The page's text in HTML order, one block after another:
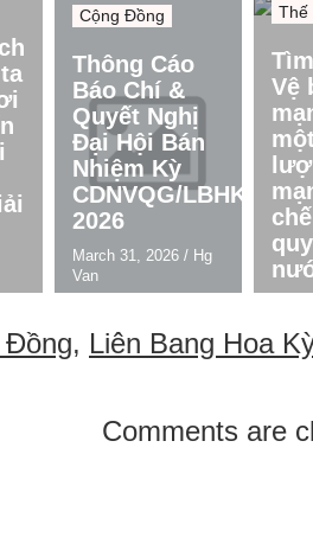
Cộng Đồng
Thông Cáo
Báo Chí &
Quyết Nghị
Đại Hội Bán
Nhiệm Kỳ
CDNVQG/LBHK
2026
March 31, 2026 / Hg
Van
Thế
Vệ
Đồng, Liên Bang Hoa
Comments are